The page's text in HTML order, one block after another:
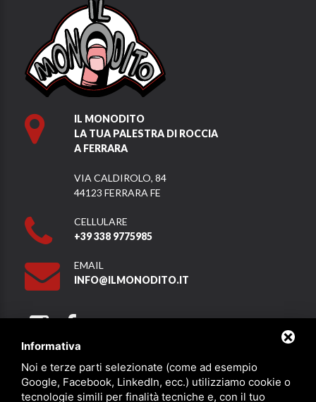
IL MONODITO
LA TUA PALESTRA DI ROCCIA
A FERRARA
VIA CALDIROLO, 84
44123 FERRARA FE
CELLULARE
+39 338 9775985
EMAIL
INFO@ILMONODITO.IT
Partner
Informativa
Noi e terze parti selezionate (come ad esempio
Google, Facebook, LinkedIn, ecc.) utilizziamo cookie o
tecnologie simili per finalità tecniche e, con il tuo